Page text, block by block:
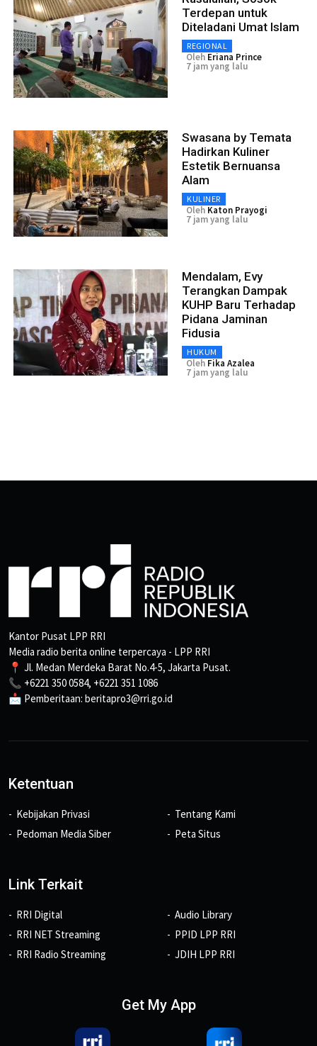
Terdepan untuk
Diteladani Umat Islam
REGIONAL
Oleh Eriana Prince
7 jam yang lalu
Swasana by Temata
Hadirkan Kuliner
Estetik Bernuansa
Alam
KULINER
Oleh Katon Prayogi
7 jam yang lalu
Mendalam, Evy
Terangkan Dampak
KUHP Baru Terhadap
Pidana Jaminan
Fidusia
HUKUM
Oleh Fika Azalea
7 jam yang lalu
Kantor Pusat LPP RRI
Media radio berita online terpercaya - LPP RRI
📍 Jl. Medan Merdeka Barat No.4-5, Jakarta Pusat.
📞 +6221 350 0584, +6221 351 1086
📩 Pemberitaan: beritapro3@rri.go.id
Ketentuan
Kebijakan Privasi
Pedoman Media Siber
Tentang Kami
Peta Situs
Link Terkait
RRI Digital
RRI NET Streaming
RRI Radio Streaming
Audio Library
PPID LPP RRI
JDIH LPP RRI
Get My App